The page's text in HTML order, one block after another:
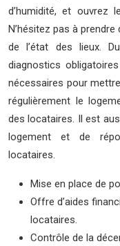
d’humidité, et ouvrez
N’hésitez pas à
de l’état des lieux.
diagnostics
nécessaires pour
régulièrement le
des locataires. Il est
logement et de
locataires.
Mise en place de
Offre d’aides
locataires.
Contrôle de la